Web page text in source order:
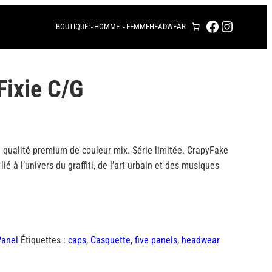
BOUTIQUE HOMME FEMMEHEADWEAR FACEBOOK
C/G
premium de couleur mix. Série limitée. CrapyFake
à l’univers du graffiti, de l’art urbain et des musiques
Étiquettes :caps, Casquette,five panels, headwear